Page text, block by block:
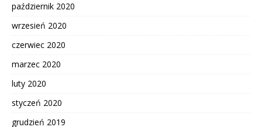
październik 2020
wrzesień 2020
czerwiec 2020
marzec 2020
luty 2020
styczeń 2020
grudzień 2019